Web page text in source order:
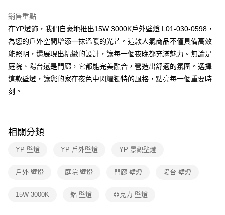
全盈+PAY
AFTEE先享後付
相關說明
【關於「AFTEE先享後付」】
AFTEE先享後付是「在收到商品之後才付款」的支付方式。 讓您購物簡單
便利好安心！
１．簡單：不需註冊會員、不需綁卡、不需儲值。
【「AFTEE先享後付」結帳流程】
１．於結帳方式選擇「AFTEE先享後付」後，將跳轉至「AFTEE先享後付」
結帳頁面，進行簡訊認證並確認金額後，即可完成結帳。
ATM／網路銀行／等多元方式進行付款，方視為交易完成。
購買商品的店家。未經商家同意取消之訂單仍視為有效，需透過AFTEE先享
每筆NT$180，滿NT$5,000(含以上)免運費
銷售重點
在YP燈飾，我們自豪地推出15W 3000K戶外壁燈 L01-030-0598，
為您的戶外空間增添一抹溫暖的光芒。這款人氣商品不僅具備高效
能照明，還展現出精緻的設計，讓每一個夜晚都充滿魅力。無論是
庭院、陽台還是門廊，它都能完美融合，營造出舒適的氛圍。選擇
這款壁燈，讓您的家在夜色中閃耀獨特的風格，點亮每一個重要時
刻。
相關分類
YP 壁燈 YP 戶外壁燈 YP 景觀壁燈
戶外 壁燈 庭院 壁燈 門廊 壁燈 陽台 壁燈
15W 3000K 鋁 壁燈 亞克力 壁燈